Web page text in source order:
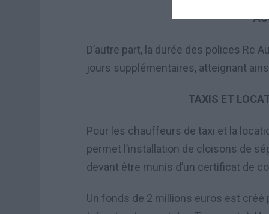
D’autre part, la durée des polices Rc
jours supplémentaires, atteignant
TAXIS ET
Pour les chauffeurs de taxi et la
permet l’installation de cloisons de
devant être munis d’un certificat de
Un fonds de 2 millions euros est créé